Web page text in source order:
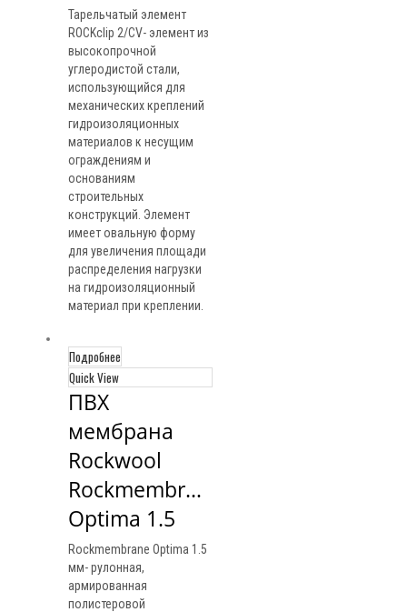
Тарельчатый элемент
ROCKclip 2/CV- элемент из
высокопрочной
углеродистой стали,
использующийся для
механических креплений
гидроизоляционных
материалов к несущим
ограждениям и
основаниям
строительных
конструкций. Элемент
имеет овальную форму
для увеличения площади
распределения нагрузки
на гидроизоляционный
материал при креплении.
Подробнее
Quick View
ПВХ
мембрана
Rockwool
Rockmembrane
Optima 1.5
Rockmembrane Optima 1.5
мм- рулонная,
армированная
полистеровой